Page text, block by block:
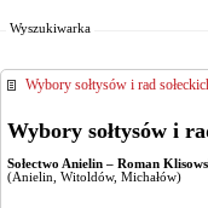
Wyszukiwarka
Wybory sołtysów i rad
Wybory sołtysów i
Sołectwo Anielin – Roman
(Anielin, Witoldów, Michałów)